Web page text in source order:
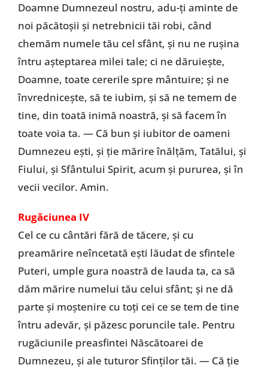
Doamne Dumnezeul nostru, adu-ţi aminte de
noi păcătoşii şi netrebnicii tăi robi, când
chemăm numele tău cel sfânt, şi nu ne ruşina
întru aşteptarea milei tale; ci ne dăruieşte,
Doamne, toate cererile spre mântuire; şi ne
învredniceşte, să te iubim, şi să ne temem de
tine, din toată inimă noastră, şi să facem în
toate voia ta. — Că bun şi iubitor de oameni
Dumnezeu eşti, şi ţie mărire înălţăm, Tatălui, şi
Fiului, şi Sfântului Spirit, acum şi pururea, şi în
vecii vecilor. Amin.
Rugăciunea IV
Cel ce cu cântări fără de tăcere, şi cu
preamărire neîncetată eşti lăudat de sfintele
Puteri, umple gura noastră de lauda ta, ca să
dăm mărire numelui tău celui sfânt; şi ne dă
parte şi moştenire cu toţi cei ce se tem de tine
întru adevăr, şi păzesc poruncile tale. Pentru
rugăciunile preasfintei Născătoarei de
Dumnezeu, şi ale tuturor Sfinţilor tăi. — Că ţie